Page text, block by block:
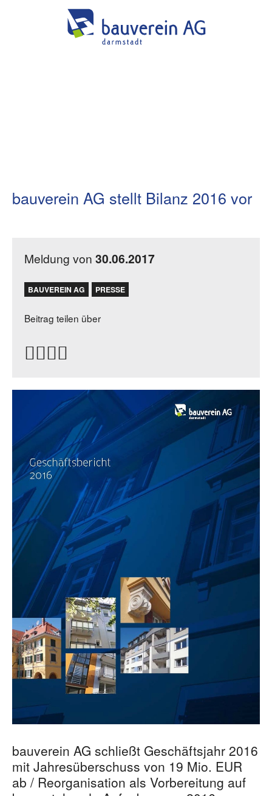
Meldung von 30.06.2017
BAUVEREIN AG PRESSE
Beitrag teilen über
bauverein AG stellt Bilanz 2016 vor
bauverein AG schließt Geschäftsjahr 2016
mit Jahresüberschuss von 19 Mio. EUR
ab / Reorganisation als Vorbereitung auf